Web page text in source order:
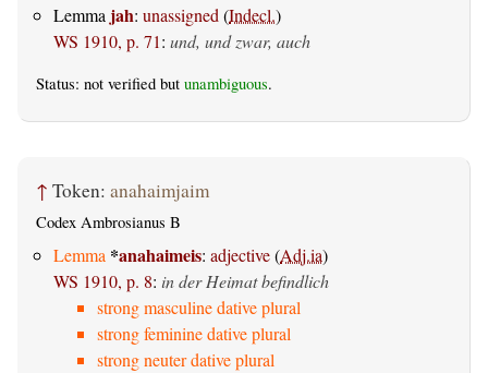
Lemma jah: unassigned (Indecl.)
WS 1910, p. 71: und, und zwar, auch
Status: not verified but unambiguous.
↑ Token: anahaimjaim
Codex Ambrosianus B
Lemma *anahaimeis: adjective(Adj.ia)
WS 1910, p. 8: in der Heimat befindlich
strong masculine dative plural
strong feminine dative plural
strong neuter dative plural